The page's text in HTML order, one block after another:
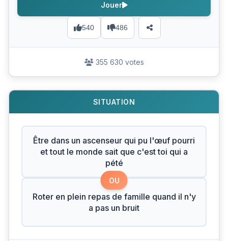
540 486
Jouer
355 630 votes
SITUATION
Être dans un ascenseur qui pu l'œuf pourri
et tout le monde sait que c'est toi qui a
pété
OU
Roter en plein repas de famille quand il n'y
a pas un bruit